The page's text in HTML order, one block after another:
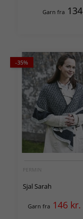
Garn fra 134
-35%
PERMIN
Sjal Sarah
Garn fra 146 kr.